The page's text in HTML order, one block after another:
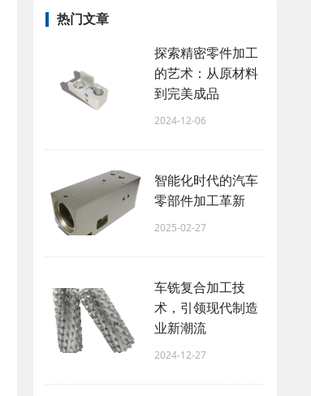
热门文章
探索精密零件加工
的艺术：从原材料
到完美成品
2024-12-06
智能化时代的汽车
零部件加工革新
2025-02-27
车铣复合加工技
术，引领现代制造
业新潮流
2024-12-27